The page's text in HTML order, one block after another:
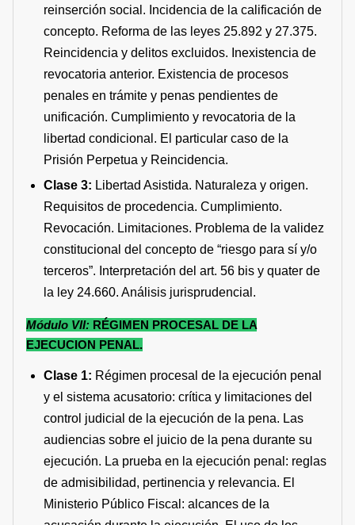
reinserción social. Incidencia de la calificación de
concepto. Reforma de las leyes 25.892 y 27.375.
Reincidencia y delitos excluidos. Inexistencia de
revocatoria anterior. Existencia de procesos
penales en trámite y penas pendientes de
unificación. Cumplimiento y revocatoria de la
libertad condicional. El particular caso de la
Prisión Perpetua y Reincidencia.
Clase 3: Libertad Asistida. Naturaleza y origen.
Requisitos de procedencia. Cumplimiento.
Revocación. Limitaciones. Problema de la validez
constitucional del concepto de “riesgo para sí y/o
terceros”. Interpretación del art. 56 bis y quater de
la ley 24.660. Análisis jurisprudencial.
Módulo VII: RÉGIMEN PROCESAL DE LA
EJECUCION PENAL.
Clase 1: Régimen procesal de la ejecución penal
y el sistema acusatorio: crítica y limitaciones del
control judicial de la ejecución de la pena. Las
audiencias sobre el juicio de la pena durante su
ejecución. La prueba en la ejecución penal: reglas
de admisibilidad, pertinencia y relevancia. El
Ministerio Público Fiscal: alcances de la